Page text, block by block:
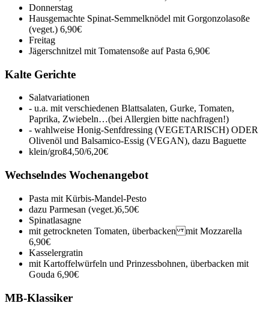
Donnerstag
Hausgemachte Spinat-Semmelknödel mit Gorgonzolasoße
(veget.) 6,90€
Freitag
Jägerschnitzel mit Tomatensoße auf Pasta 6,90€
Kalte Gerichte
Salatvariationen
- u.a. mit verschiedenen Blattsalaten, Gurke, Tomaten,
Paprika, Zwiebeln…(bei Allergien bitte nachfragen!)
- wahlweise Honig-Senfdressing (VEGETARISCH) ODER
Olivenöl und Balsamico-Essig (VEGAN), dazu Baguette
klein/groß4,50/6,20€
Wechselndes Wochenangebot
Pasta mit Kürbis-Mandel-Pesto
dazu Parmesan (veget.)6,50€
Spinatlasagne
mit getrockneten Tomaten, überbacken mit Mozzarella
6,90€
Kasselergratin
mit Kartoffelwürfeln und Prinzessbohnen, überbacken mit
Gouda 6,90€
MB-Klassiker